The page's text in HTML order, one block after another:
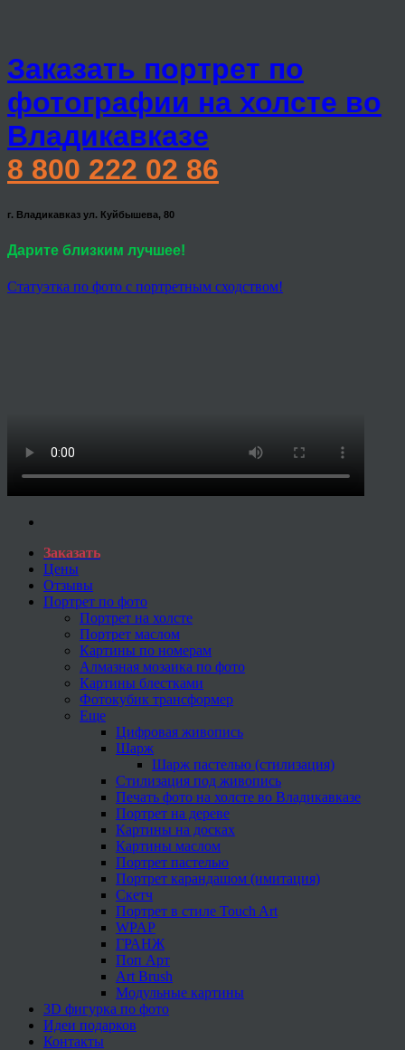
Заказать портрет по
фотографии на холсте во
Владикавказе
8 800 222 02 86
г. Владикавказ ул. Куйбышева, 80
Дарите близким лучшее!
Статуэтка по фото с портретным сходством!
Заказать
Цены
Отзывы
Портрет по фото
Портрет на холсте
Портрет маслом
Картины по номерам
Алмазная мозаика по фото
Картины блестками
Фотокубик трансформер
Еще
Цифровая живопись
Шарж
Шарж пастелью (стилизация)
Стилизация под живопись
Печать фото на холсте во Владикавказе
Портрет на дереве
Картины на досках
Картины маслом
Портрет пастелью
Портрет карандашом (имитация)
Скетч
Портрет в стиле Touch Art
WPAP
ГРАНЖ
Поп Арт
Art Brush
Модульные картины
3D фигурка по фото
Идеи подарков
Контакты